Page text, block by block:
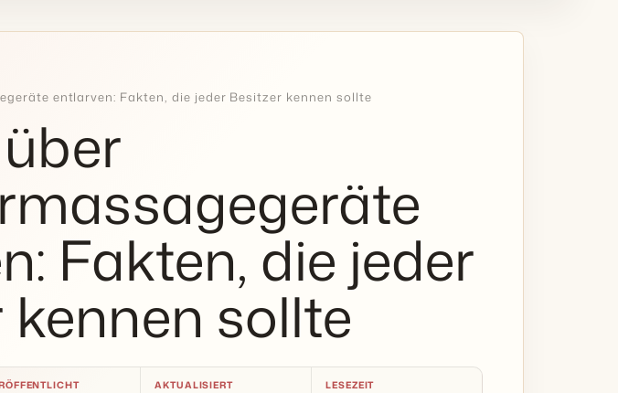
entlarven: Fakten, die jeder Besitzer kennen sollte
Fakten, die jeder
kennen sollte
AKTUALISIERT LESEZEIT